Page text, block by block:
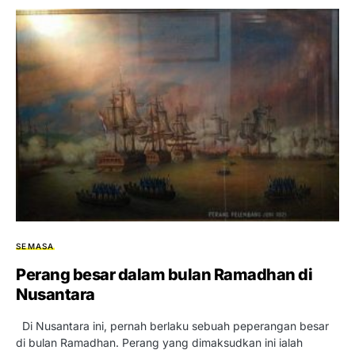
SEMASA
Perang besar dalam bulan Ramadhan di
Nusantara
Di Nusantara ini, pernah berlaku sebuah peperangan besar
di bulan Ramadhan. Perang yang dimaksudkan ini ialah